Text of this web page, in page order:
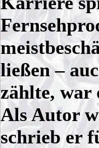
ließen –
zählte, war
Als Autor
schrieb er